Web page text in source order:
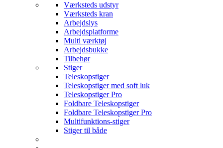
Værksteds udstyr
Værksteds kran
Arbejdslys
Arbejdsplatforme
Multi værktøj
Arbejdsbukke
Tilbehør
Stiger
Teleskopstiger
Teleskopstiger med soft luk
Teleskopstiger Pro
Foldbare Teleskopstiger
Foldbare Teleskopstiger Pro
Multifunktions-stiger
Stiger til både